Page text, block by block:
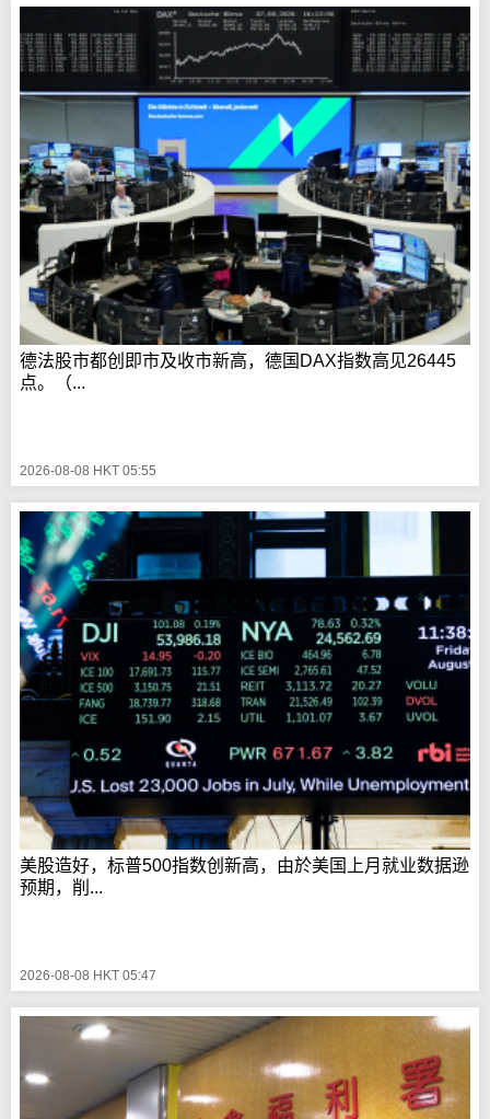
德法股市都创即市及收市新高，德国DAX指数高见26445
点。（...
2026-08-08 HKT 05:55
美股造好，标普500指数创新高，由於美国上月就业数据逊
预期，削...
2026-08-08 HKT 05:47